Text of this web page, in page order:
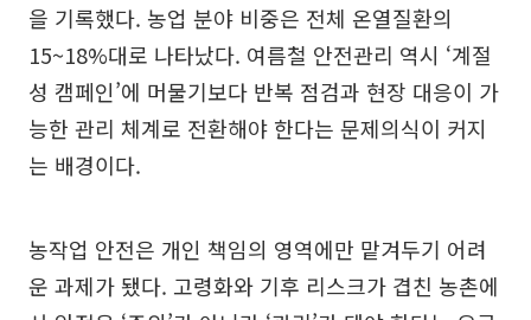
을 기록했다. 농업 분야 비중은 전체 온열질환의
15~18%대로 나타났다. 여름철 안전관리 역시 ‘계절
성 캠페인’에 머물기보다 반복 점검과 현장 대응이 가
능한 관리 체계로 전환해야 한다는 문제의식이 커지
는 배경이다.
농작업 안전은 개인 책임의 영역에만 맡겨두기 어려
운 과제가 됐다. 고령화와 기후 리스크가 겹친 농촌에